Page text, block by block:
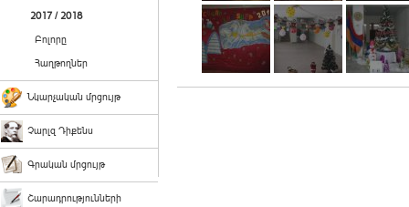
2017 / 2018
Բոլորը
Հաղթողներ
Նկարչական մրցույթ
Չարլզ Դիքենս
Գրական մրցույթ
Շարադրությունների